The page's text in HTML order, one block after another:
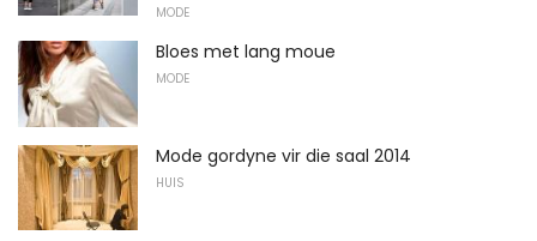
MODE
Bloes met lang moue
MODE
Mode gordyne vir die saal 2014
HUIS